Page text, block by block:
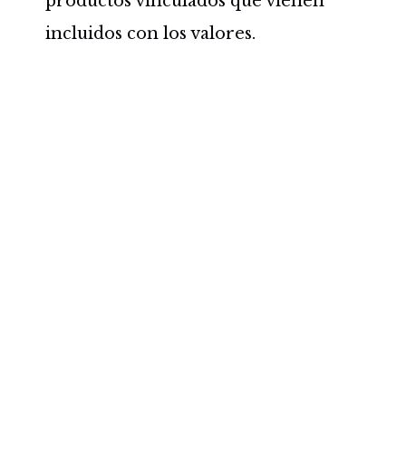
incluidos con los valores.